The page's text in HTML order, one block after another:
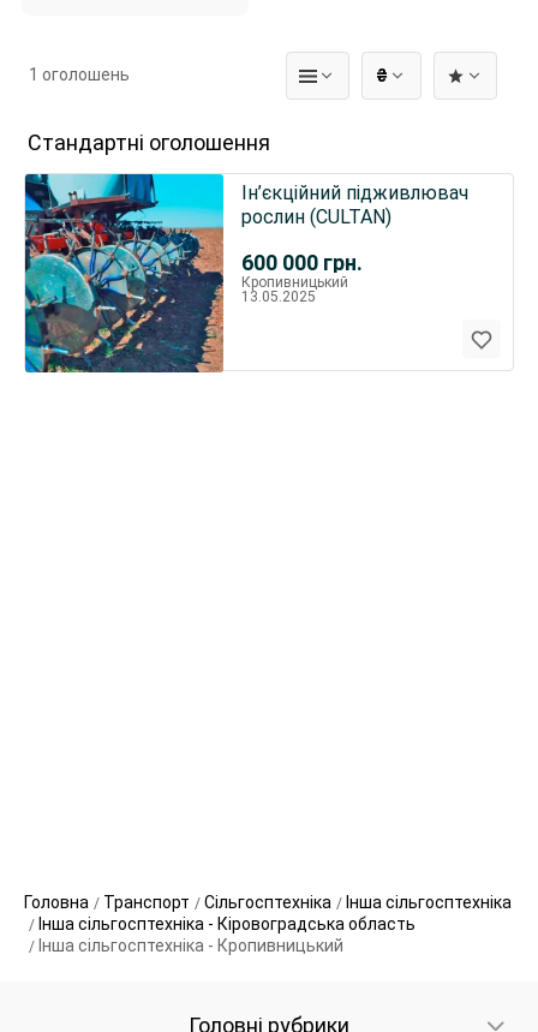
₴
1 оголошень
Стандартні оголошення
600 000 грн.
Ін’єкційний підживлювач
рослин (CULTAN)
Кропивницький
13.05.2025
Головна Транспорт Сільгосптехніка
Інша сільгосптехніка
Інша сільгосптехніка - Кіровоградська область
Інша сільгосптехніка - Кропивницький
Головні рубрики